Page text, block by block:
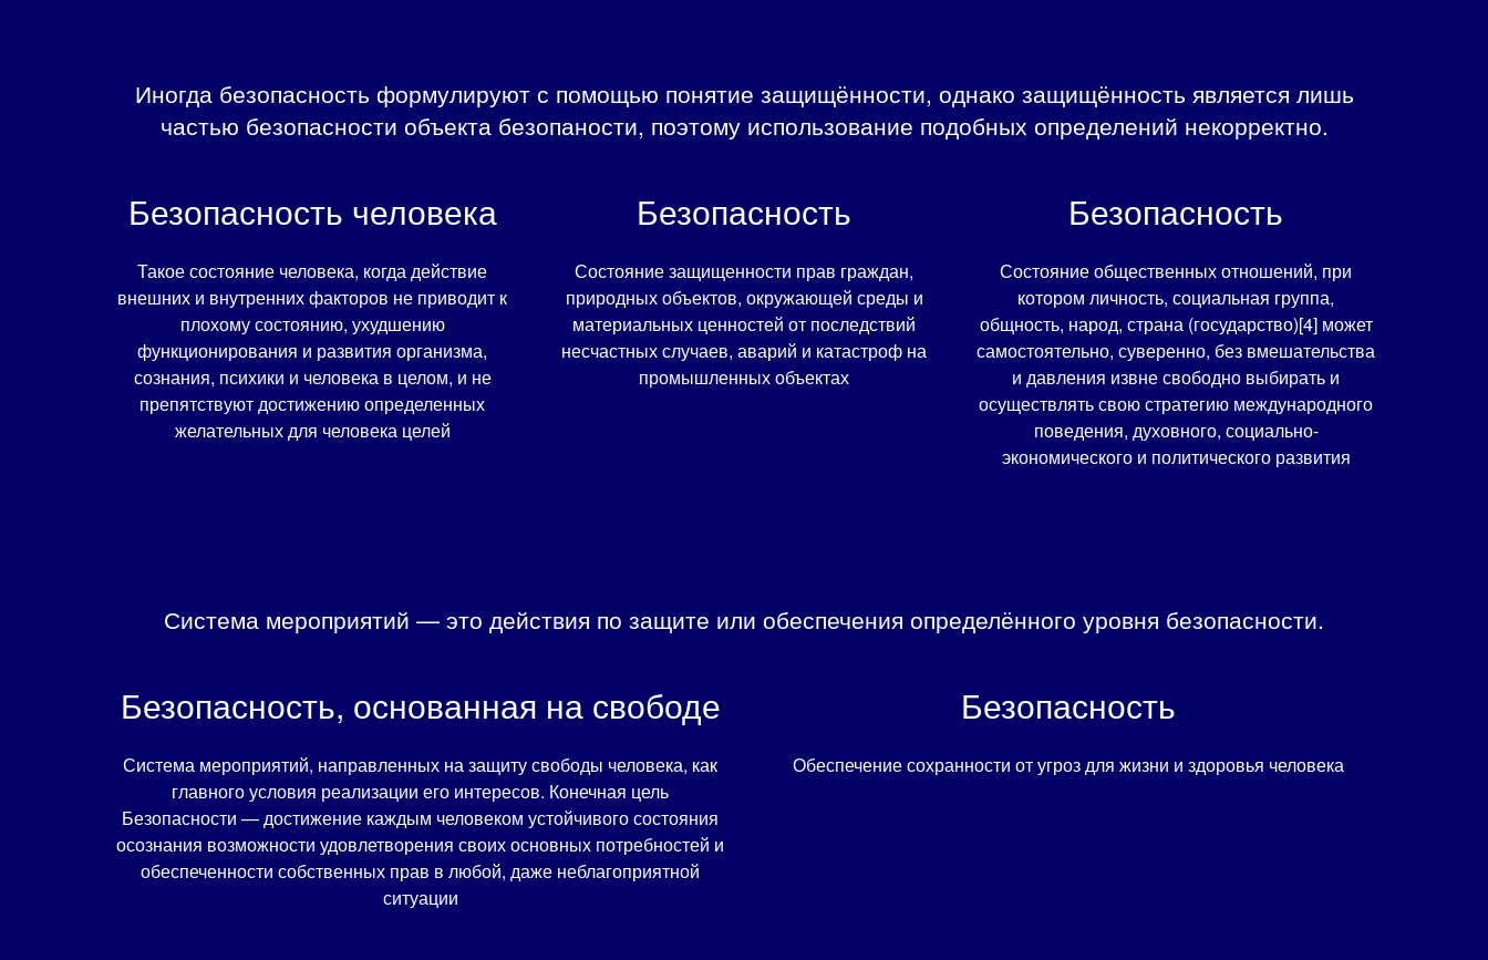
Иногда безопасность формулируют с помощью понятие защищённости, однако защищённость является лишь
частью безопасности объекта безопаности, поэтому использование подобных определений некорректно.
Безопасность человека
Такое состояние человека, когда действие
внешних и внутренних факторов не приводит к
плохому состоянию, ухудшению
функционирования и развития организма,
сознания, психики и человека в целом, и не
препятствуют достижению определенных
желательных для человека целей
Безопасность
Состояние защищенности прав граждан,
природных объектов, окружающей среды и
материальных ценностей от последствий
несчастных случаев, аварий и катастроф на
промышленных объектах
Безопасность
Состояние общественных отношений, при
котором личность, социальная группа,
общность, народ, страна (государство)[4] может
самостоятельно, суверенно, без вмешательства
и давления извне свободно выбирать и
осуществлять свою стратегию международного
поведения, духовного, социально-
экономического и политического развития
Система мероприятий — это действия по защите или обеспечения определённого уровня безопасности.
Безопасность, основанная на свободе
Система мероприятий, направленных на защиту свободы человека, как
главного условия реализации его интересов. Конечная цель
Безопасности — достижение каждым человеком устойчивого состояния
осознания возможности удовлетворения своих основных потребностей и
обеспеченности собственных прав в любой, даже неблагоприятной
ситуации
Безопасность
Обеспечение сохранности от угроз для жизни и здоровья человека